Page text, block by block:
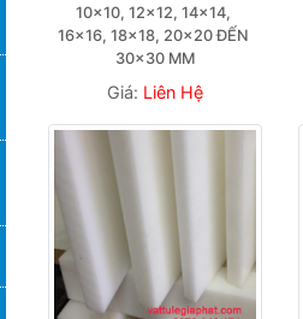
10×10, 12×12, 14×14,
16×16, 18×18, 20×20 ĐẾN
30×30 MM
Giá: Liên Hệ